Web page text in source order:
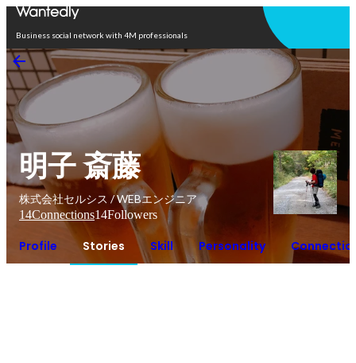
Business social network with 4M professionals
明子 斎藤
株式会社セルシス / WEBエンジニア
14Connections14Followers
Profile Stories Skill Personality